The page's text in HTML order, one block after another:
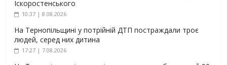
Іскоростенського
10:37 | 8.08.2026
На Тернопільщині у потрійній ДТП постраждали троє
людей, серед них дитина
17:27 | 7.08.2026